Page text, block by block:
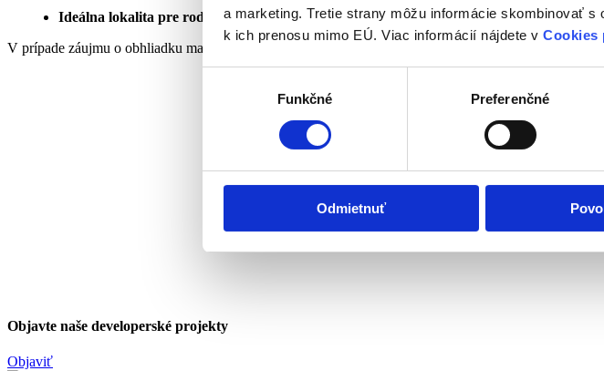
a marketing. Tretie strany môžu informácie skombinovať
k ich prenosu mimo EÚ. Viac informácií nájdete v Cookies
Funkčné Preferenčné
Odmietnuť
Ideálna lokalita pre rodiny, páry aj jednotlivcov, ktorí hľadajú príjemné a praktické bývanie
V prípade záujmu o obhliadku ma neváhajte kontaktovať na 0952 004 957 alebo
Objavte naše developerské projekty
Objaviť